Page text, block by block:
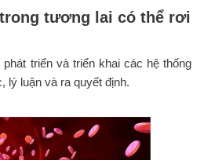
tương lai có thể rơi
triển và triển khai các hệ thống
lý luận và ra quyết định.